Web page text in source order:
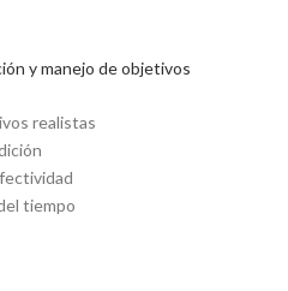
y manejo de objetivos
realistas
tiempo